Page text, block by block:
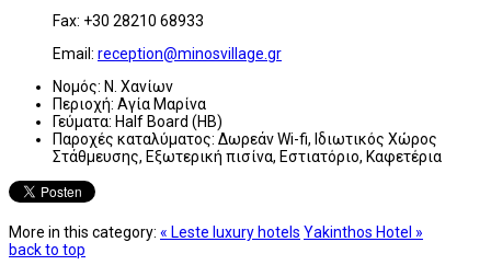
Fax: +30 28210 68933
Email: reception@minosvillage.gr
Νομός: Ν. Χανίων
Περιοχή: Αγία Μαρίνα
Γεύματα: Half Board (HB)
Παροχές καταλύματος: Δωρεάν Wi-fi, Ιδιωτικός Χώρος
Στάθμευσης, Εξωτερική πισίνα, Εστιατόριο, Καφετέρια
More in this category: « Leste luxury hotels Yakinthos Hotel »
back to top